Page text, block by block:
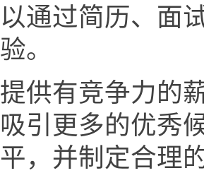
以通过简历、面
验。
提供有竞争力的
吸引更多的优秀
平，并制定合理